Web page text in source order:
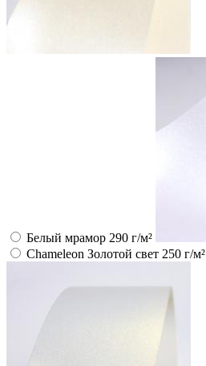
Белый мрамор 290 г/м²
Chameleon Золотой свет 250 г/м²